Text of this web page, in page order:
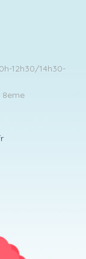
12h30/14h30-
8eme